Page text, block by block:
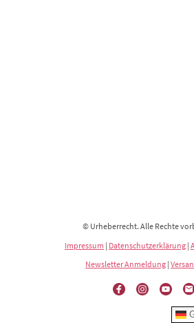
© Urheberrecht. Alle Rechte
Impressum | Datenschutzerklärung |
Newsletter Anmeldung |